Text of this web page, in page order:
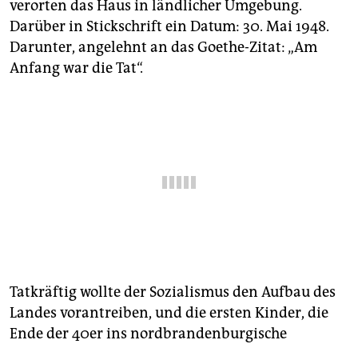
verorten das Haus in ländlicher Umgebung.
Darüber in Stickschrift ein Datum: 30. Mai 1948.
Darunter, angelehnt an das Goethe-Zitat: „Am
Anfang war die Tat“.
Tatkräftig wollte der Sozialismus den Aufbau des
Landes vorantreiben, und die ersten Kinder, die
Ende der 40er ins nordbrandenburgische